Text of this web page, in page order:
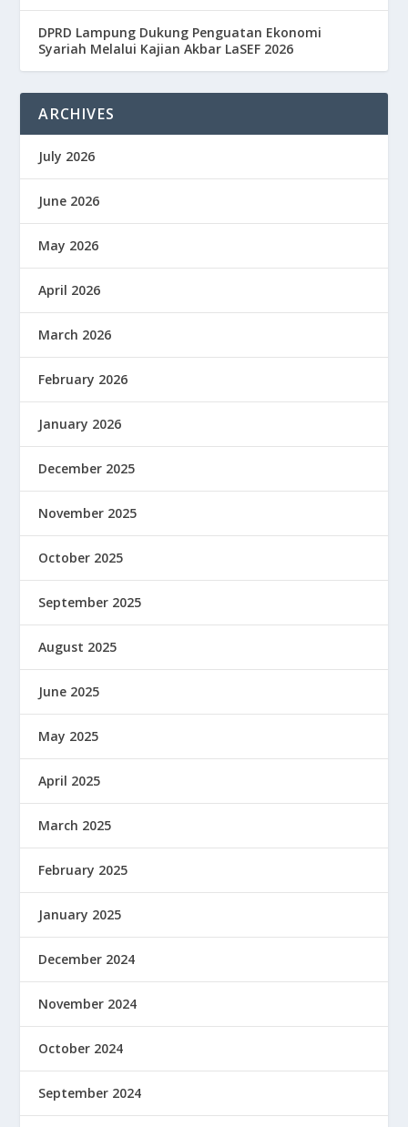
DPRD Lampung Dukung Penguatan Ekonomi
Syariah Melalui Kajian Akbar LaSEF 2026
ARCHIVES
July 2026
June 2026
May 2026
April 2026
March 2026
February 2026
January 2026
December 2025
November 2025
October 2025
September 2025
August 2025
June 2025
May 2025
April 2025
March 2025
February 2025
January 2025
December 2024
November 2024
October 2024
September 2024